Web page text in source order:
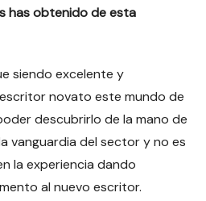
has obtenido de esta
siendo excelente y
novato este mundo de
descubrirlo de la mano de
la vanguardia del sector y no es
la experiencia dando
al nuevo escritor.